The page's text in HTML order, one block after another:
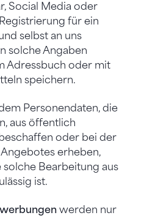
Social Media oder
für ein
selbst an uns
solche Angaben
Adressbuch oder mit
speichern.
Personendaten, die
aus öffentlich
oder bei der
erheben,
Bearbeitung aus
ist.
werden nur